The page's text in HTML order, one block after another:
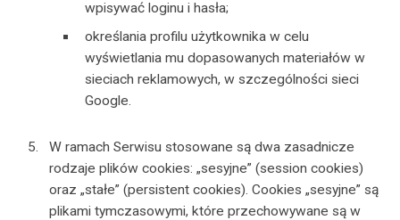
wpisywać loginu i hasła;
określania profilu użytkownika w celu
wyświetlania mu dopasowanych materiałów w
sieciach reklamowych, w szczególności sieci
Google.
W ramach Serwisu stosowane są dwa zasadnicze
rodzaje plików cookies: „sesyjne” (session cookies)
oraz „stałe” (persistent cookies). Cookies „sesyjne” są
plikami tymczasowymi, które przechowywane są w